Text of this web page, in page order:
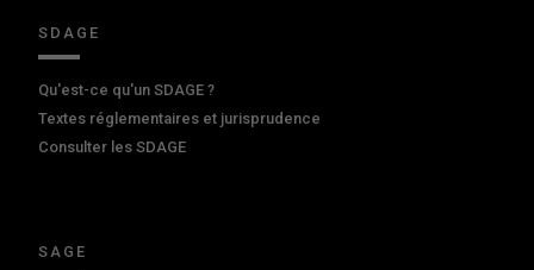
SDAGE
Qu'est-ce qu'un SDAGE ?
Textes réglementaires et jurisprudence
Consulter les SDAGE
SAGE